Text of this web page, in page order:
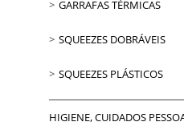
GARRAFAS TÉRMICAS
SQUEEZES DOBRÁVEIS
SQUEEZES PLÁSTICOS
HIGIENE, CUIDADOS